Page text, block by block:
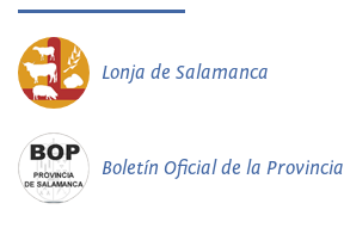
Lonja de Salamanca
Boletín Oficial de la Provincia